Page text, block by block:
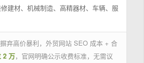
建材、机械制造、高精器材、车辆、服
弃高价暴利，外贸网站 SEO 成本 + 合
2 万，官网明确公示收费标准，无需议